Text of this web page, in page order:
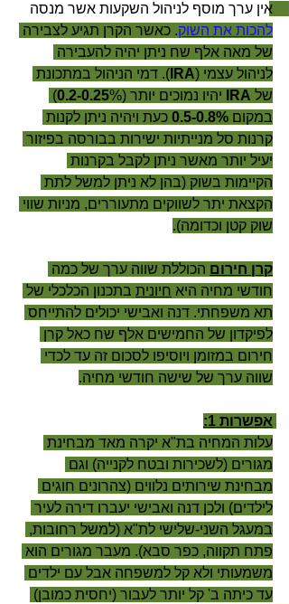
אין ערך מוסף לניהול השקעות אשר מנסה
להכות את השוק. כאשר הקרן תגיע לצבירה
של מאה אלף שח ניתן יהיה להעבירה
לניהול עצמי (IRA ). דמי הניהול במתכונת
של IRA יהיו נמוכים יותר ( 0.2-0.25
%)
במקום 0.5-0.8% כעת ויהיה ניתן לקנות
קרנות סל מנייתיות ישירות בבורסה בפיזור
יעיל יותר מאשר ניתן לקבל בקרנות
הקיימות בשוק (בהן לא ניתן למשל לתת
הקצאת יתר לשווקים מתעוררים, מניות שווי
שוק קטן וכדומה).
קרן חירום הכוללת שווה ערך של כמה
חודשי מחיה היא חיונית בתכנון הכלכלי של
תא משפחתי. דנה ואבישי יכולים להתייחס
לפיקדון של החמישים אלף שח כאל קרן
חירום במזומן ויוסיפו לסכום זה עד לכדי
שווה ערך של שישה חודשי מחיה.
אפשרות 1:
עלות המחיה בת"א יקרה מאד מבחינת
מגורים (לשכירות ובטח לקנייה) וגם
מבחינת שירותים נלווים (צהרונים חוגים
לילדים) ולכן דנה ואבישי יעברו דירה לעיר
במעגל השני-שלישי לת"א (למשל רחובות,
פתח תקווה, כפר סבא). מעבר מגורים הוא
משמעותי ולא קל למשפחה אבל עם ילדים
עד כיתה ב' קל יותר לעבור (יחסית כמובן)